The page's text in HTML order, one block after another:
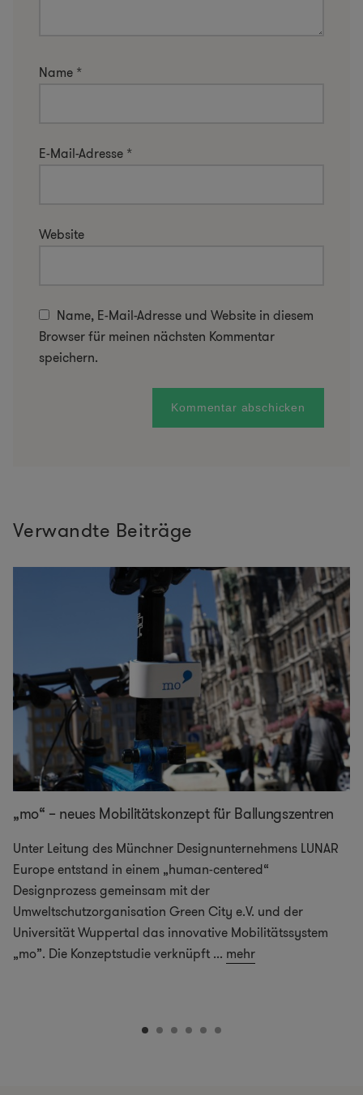
Name *
E-Mail-Adresse *
Website
Name, E-Mail-Adresse und Website in diesem
Browser für meinen nächsten Kommentar
speichern.
Verwandte Beiträge
„mo“ – neues Mobilitätskonzept für Ballungszentren
Unter Leitung des Münchner Designunternehmens LUNAR
Europe entstand in einem „human-centered“
Designprozess gemeinsam mit der
Umweltschutzorganisation Green City e.V. und der
Universität Wuppertal das innovative Mobilitätssystem
„mo”. Die Konzeptstudie verknüpft ... mehr